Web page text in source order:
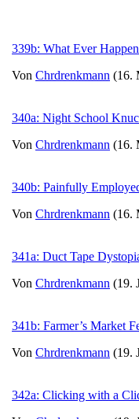
339b: What Ever
Von Chrdrenkmann (16.
340a: Night School
Von Chrdrenkmann (16.
340b: Painfully
Von Chrdrenkmann (16.
341a: Duct Tape
Von Chrdrenkmann (19.
341b: Farmer’s Market
Von Chrdrenkmann (19.
342a: Clicking with a